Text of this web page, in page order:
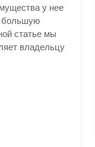
у нее
большую
статье мы
владельцу